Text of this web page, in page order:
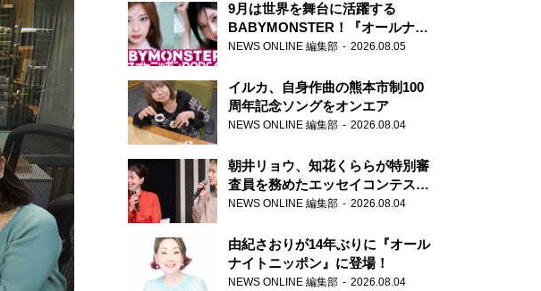
9月は世界を舞台に活躍する
BABYMONSTER！『オールナイ
トニッポンPODCAST』月替わり
NEWS ONLINE 編集部 2026.08.05
イルカ、自身作曲の熊本市制100
周年記念ソングをオンエア
NEWS ONLINE 編集部 2026.08.04
朝井リョウ、知花くららが特別審
査員を務めたエッセイコンテスト
の特別番組「#いまあなたに伝え
NEWS ONLINE 編集部 2026.08.04
由紀さおりが14年ぶりに『オール
ナイトニッポン』に登場！
NEWS ONLINE 編集部 2026.08.04